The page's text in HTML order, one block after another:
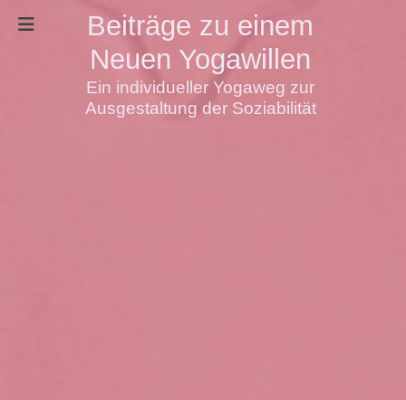
Beiträge zu einem
Neuen Yogawillen
Ein individueller Yogaweg zur
Ausgestaltung der Soziabilität